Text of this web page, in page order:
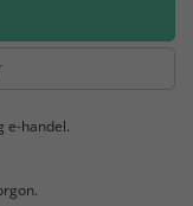
e-handel.